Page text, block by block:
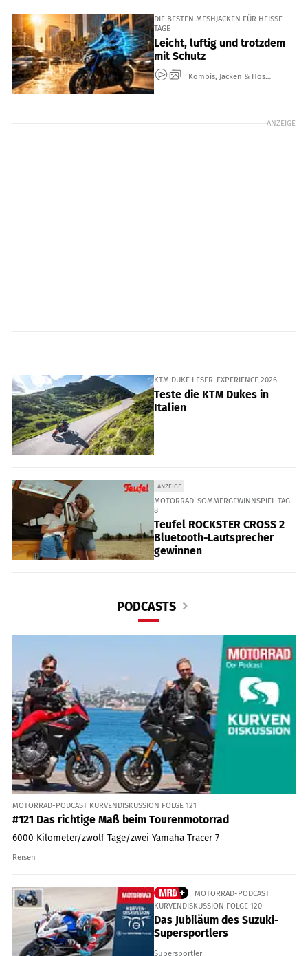
DIE BESTEN MESHJACKEN FÜR HEISSE T
AGE
Leicht, luftig und trotzdem
mit Schutz
Kombis, Jacken & Hosen
ANZEIGE
KTM DUKE LESER-EXPERIENCE 2026
Teste die KTM Dukes in
Italien
ANZEIGE
MOTORRAD-SOMMERGEWINNSPIEL TAG
8
Teufel ROCKSTER CROSS 2
Bluetooth-Lautsprecher
gewinnen
PODCASTS
MOTORRAD-PODCAST KURVENDISKUSSION FOLGE 121
#121 Das richtige Maß beim Tourenmotorrad
6000 Kilometer/zwölf Tage/zwei Yamaha Tracer 7
Reisen
MOTORRAD-PODCAST
KURVENDISKUSSION FOLGE 120
Das Jubiläum des Suzuki-
Supersportlers
Supersportler